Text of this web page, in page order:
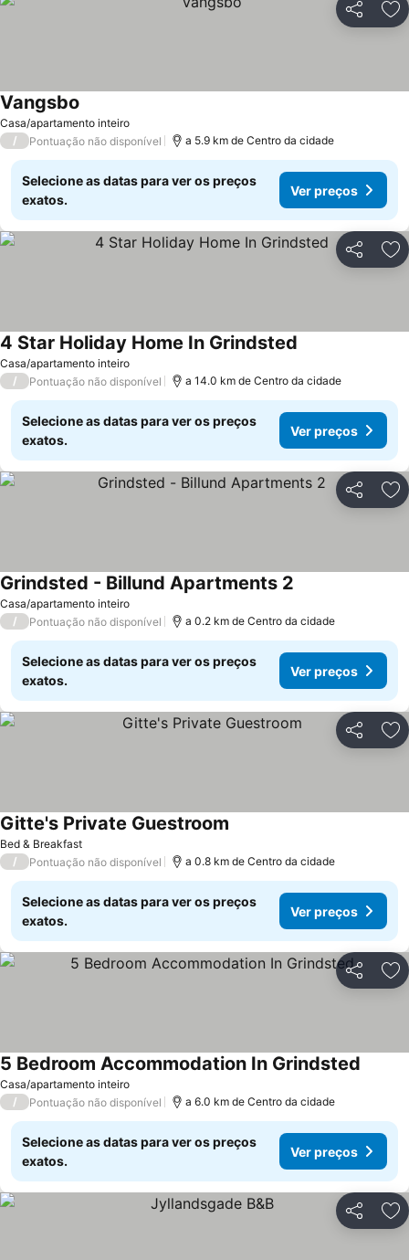
Partilhar
Casa/apartamento inteiro
Vangsbo
/ Pontuação não disponível a 5.9 km de Centro da cidade
Selecione as datas para ver os preços
exatos.
Ver preços
Partilhar
Casa/apartamento inteiro
4 Star Holiday Home In Grindsted
/ Pontuação não disponível a 14.0 km de Centro da cidade
Selecione as datas para ver os preços
exatos.
Ver preços
Partilhar
Casa/apartamento inteiro
Grindsted - Billund Apartments 2
/ Pontuação não disponível a 0.2 km de Centro da cidade
Selecione as datas para ver os preços
exatos.
Ver preços
Partilhar
Bed & Breakfast
Gitte's Private Guestroom
/ Pontuação não disponível a 0.8 km de Centro da cidade
Selecione as datas para ver os preços
exatos.
Ver preços
Partilhar
Casa/apartamento inteiro
5 Bedroom Accommodation In Grindsted
/ Pontuação não disponível a 6.0 km de Centro da cidade
Selecione as datas para ver os preços
exatos.
Ver preços
Partilhar